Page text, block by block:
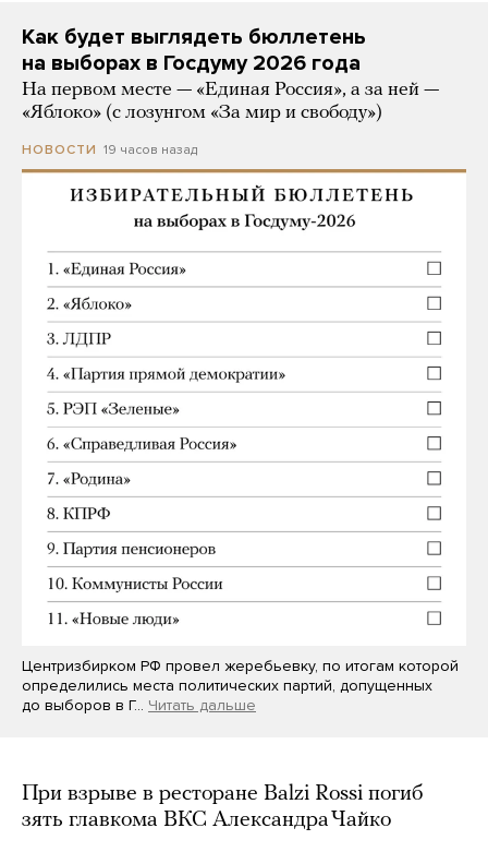
Как будет выглядеть бюллетень
на выборах в Госдуму 2026 года
На первом месте — «Единая Россия», а за ней —
«Яблоко» (с лозунгом «За мир и свободу»)
НОВОСТИ 19 часов назад
Центризбирком РФ провел жеребьевку, по итогам которой
определились места политических партий, допущенных
до выборов в Г… Читать дальше
При взрыве в ресторане Balzi Rossi погиб
зять главкома ВКС Александра Чайко